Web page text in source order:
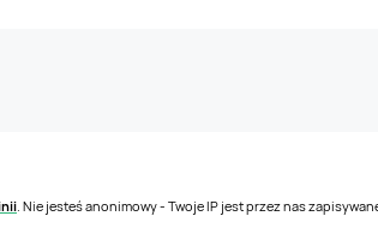
. Nie jesteś anonimowy - Twoje IP jest przez nas